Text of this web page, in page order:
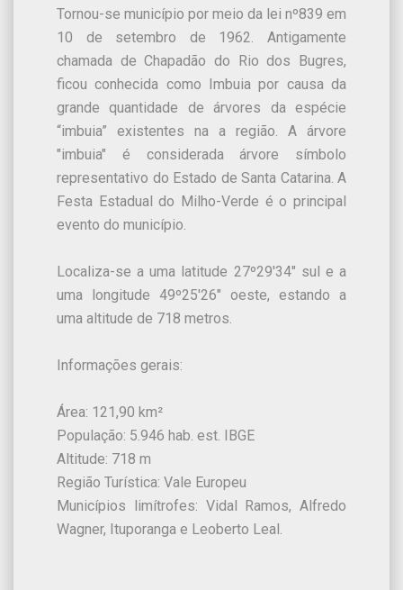
Tornou-se município por meio da lei nº839 em
10 de setembro de 1962. Antigamente
chamada de Chapadão do Rio dos Bugres,
ficou conhecida como Imbuia por causa da
grande quantidade de árvores da espécie
“imbuia” existentes na a região. A árvore
"imbuia" é considerada árvore símbolo
representativo do Estado de Santa Catarina. A
Festa Estadual do Milho-Verde é o principal
evento do município.
Localiza-se a uma latitude 27º29'34" sul e a
uma longitude 49º25'26" oeste, estando a
uma altitude de 718 metros.
Informações gerais:
Área: 121,90 km²
População: 5.946 hab. est. IBGE
Altitude: 718 m
Região Turística: Vale Europeu
Municípios limítrofes: Vidal Ramos, Alfredo
Wagner, Ituporanga e Leoberto Leal.